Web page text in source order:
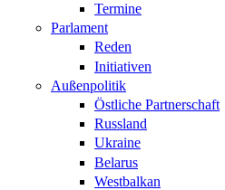
Termine
Parlament
Reden
Initiativen
Außenpolitik
Östliche Partnerschaft
Russland
Ukraine
Belarus
Westbalkan